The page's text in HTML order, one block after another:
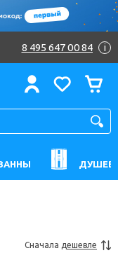
8 495 647 00 84 i
Сначала дешевле